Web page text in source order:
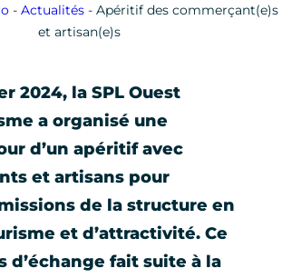
- Actualités- Apéritif des commerçant(e)s
et artisan(e)s
2024, la SPL Ouest
a organisé une
d’un apéritif avec
et artisans pour
de la structure en
et d’attractivité. Ce
d’échange fait suite à la